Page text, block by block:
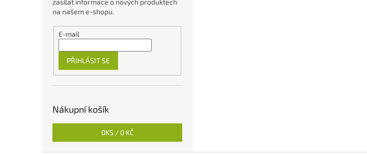
zasílat informace o nových produktech
na našem e-shopu.
E-mail
PŘIHLÁSIT SE
Nákupní košík
0KS / 0 KČ